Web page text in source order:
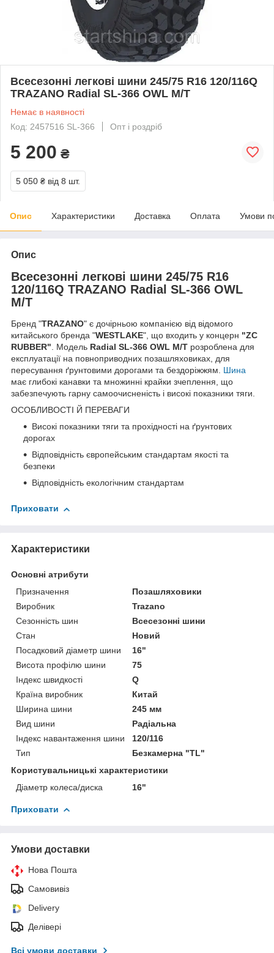
Всесезонні легкові шини 245/75 R16 120/116Q
TRAZANO Radial SL-366 OWL M/T
Немає в наявності
Код: 2457516 SL-366
Опт і роздріб
5 200 ₴
5 050 ₴ від 8 шт.
Опис Характеристики Доставка Оплата Умови
Опис
Всесезонні легкові шини 245/75 R16
120/116Q TRAZANO Radial SL-366 OWL
M/T
Бренд "TRAZANO" є дочірньою компанією від відомого
китайського бренда "WESTLAKE", що входить у концерн "ZC
RUBBER". Модель Radial SL-366 OWL M/T розроблена для
експлуатації на повноприводних позашляховиках, для
пересування ґрунтовими дорогами та бездоріжжям. Шина
має глибокі канавки та множинні крайки зчеплення, що
забезпечують гарну самоочисненість і високі показники тяги.
ОСОБЛИВОСТІ Й ПЕРЕВАГИ
Високі показники тяги та прохідності на ґрунтових
дорогах
Відповідність європейським стандартам якості та
безпеки
Відповідність екологічним стандартам
Приховати
Характеристики
Основні атрибути
Призначення
Позашляховики
Виробник
Trazano
Сезонність шин
Всесезонні шини
Стан
Новий
Посадковий діаметр шини
16"
Висота профілю шини
75
Індекс швидкості
Q
Країна виробник
Китай
Ширина шини
245 мм
Вид шини
Радіальна
Індекс навантаження шини
120/116
Тип
Безкамерна "TL"
Користувальницькі характеристики
Діаметр колеса/диска
16"
Приховати
Умови доставки
Нова Пошта
Самовивіз
Delivery
Делівері
Всі умови доставки